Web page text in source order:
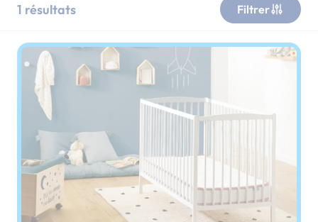
1 résultats Filtrer